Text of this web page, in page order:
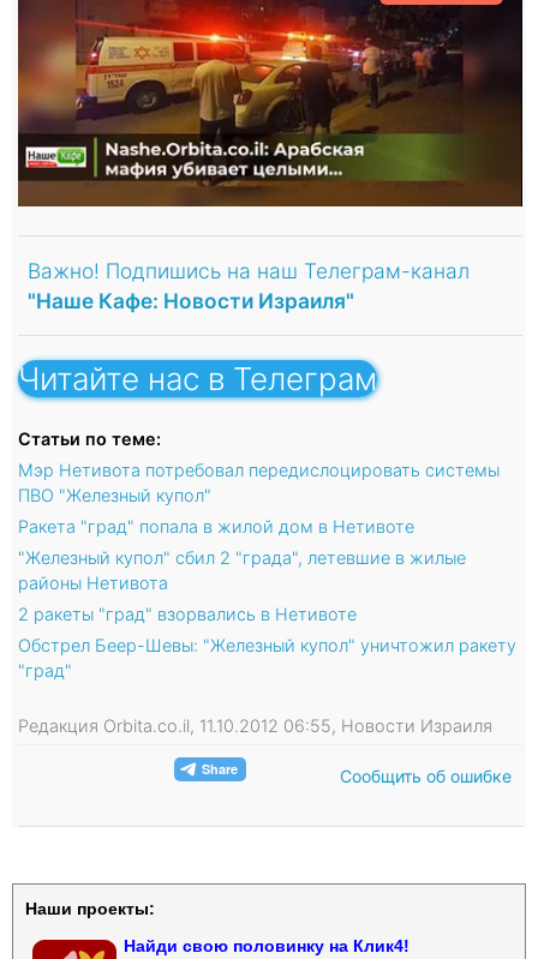
Важно! Подпишись на наш Телеграм-канал
"Наше Кафе: Новости Израиля"
Читайте нас в Телеграм
Статьи по теме:
Мэр Нетивота потребовал передислоцировать системы
ПВО "Железный купол"
Ракета "град" попала в жилой дом в Нетивоте
"Железный купол" сбил 2 "града", летевшие в жилые
районы Нетивота
2 ракеты "град" взорвались в Нетивоте
Обстрел Беер-Шевы: "Железный купол" уничтожил ракету
"град"
Редакция Orbita.co.il, 11.10.2012 06:55, Новости Израиля
Сообщить об ошибке
Наши проекты:
Найди свою половинку на Клик4!